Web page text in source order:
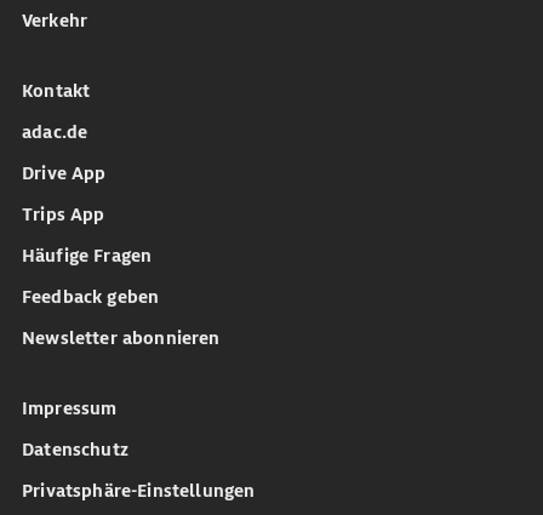
Verkehr
Kontakt
adac.de
Drive App
Trips App
Häufige Fragen
Feedback geben
Newsletter abonnieren
Impressum
Datenschutz
Privatsphäre-Einstellungen